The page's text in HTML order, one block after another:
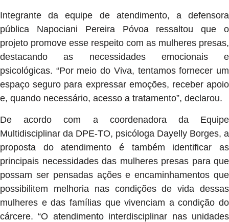
Integrante da equipe de atendimento, a defensora
pública Napociani Pereira Póvoa ressaltou que o
projeto promove esse respeito com as mulheres presas,
destacando as necessidades emocionais e
psicológicas. “Por meio do Viva, tentamos fornecer um
espaço seguro para expressar emoções, receber apoio
e, quando necessário, acesso a tratamento”, declarou.
De acordo com a coordenadora da Equipe
Multidisciplinar da DPE-TO, psicóloga Dayelly Borges, a
proposta do atendimento é também identificar as
principais necessidades das mulheres presas para que
possam ser pensadas ações e encaminhamentos que
possibilitem melhoria nas condições de vida dessas
mulheres e das famílias que vivenciam a condição do
cárcere. “O atendimento interdisciplinar nas unidades